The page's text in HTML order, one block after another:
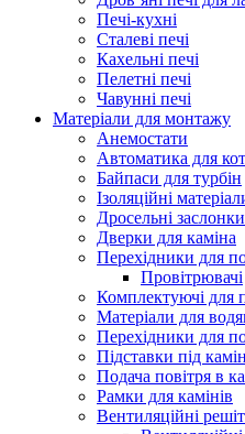
Печі-кухні
Сталеві печі
Кахельні печі
Пелетні печі
Чавунні печі
Матеріали для монтажу
Анемостати
Автоматика для
Байпаси для турбін
Ізоляційні
Дросельні заслонки
Дверки для каміна
Перехідники для
Провітрювачі
Комплектуючі для
Матеріали для
Перехідники для
Підставки під
Подача повітря в
Рамки для камінів
Вентиляційні